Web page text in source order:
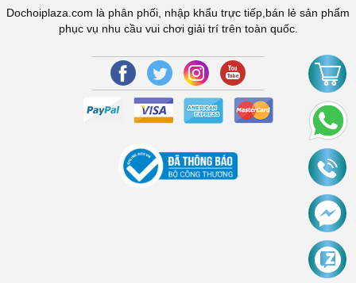
Dochoiplaza.com là phân phối, nhập khẩu trực tiếp,bán lẻ sản phẩm
phục vụ nhu cầu vui chơi giải trí trên toàn quốc.